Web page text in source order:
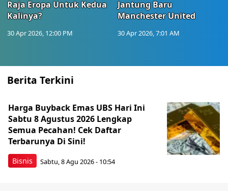
Raja Eropa Untuk Kedua
Kalinya?
30 Apr 2026, 12:00 PM
Jantung Baru
Manchester United
30 Apr 2026, 7:01 AM
Berita Terkini
Bisnis
Harga Buyback Emas UBS Hari Ini
Sabtu 8 Agustus 2026 Lengkap
Semua Pecahan! Cek Daftar
Terbarunya Di Sini!
Sabtu, 8 Agu 2026 - 10:54